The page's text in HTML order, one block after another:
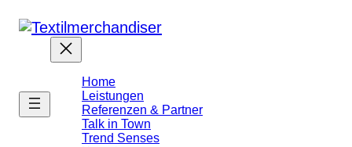
Home
Leistungen
Referenzen & Partner
Talk in Town
Trend Senses